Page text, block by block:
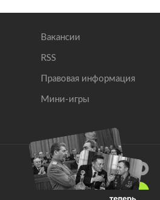
Вакансии
RSS
Правовая информация
Мини-игры